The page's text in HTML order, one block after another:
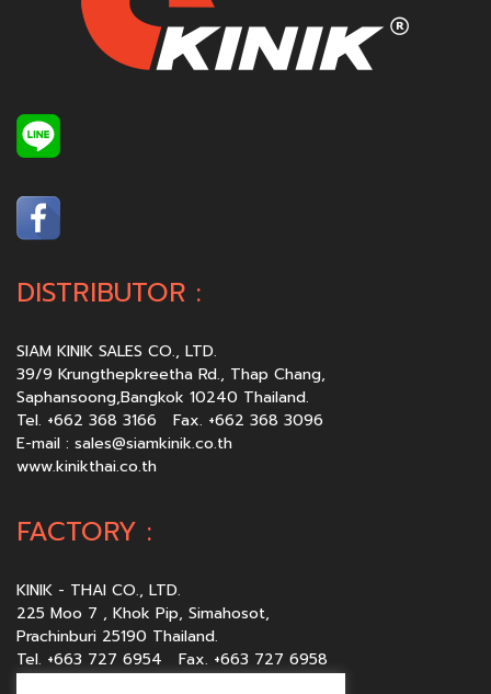
DISTRIBUTOR :
SIAM KINIK SALES CO., LTD.
39/9 Krungthepkreetha Rd., Thap Chang,
Saphansoong,Bangkok 10240 Thailand.
Tel. +662 368 3166 Fax. +662 368 3096
E-mail : sales@siamkinik.co.th
www.kinikthai.co.th
FACTORY :
KINIK - THAI CO., LTD.
225 Moo 7 , Khok Pip, Simahosot,
Prachinburi 25190 Thailand.
Tel. +663 727 6954 Fax. +663 727 6958